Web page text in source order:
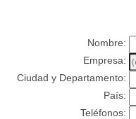
Nombre:
Empresa:
Ciudad y Departamento:
País:
Teléfonos: